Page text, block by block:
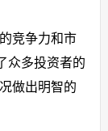
竞争力和市
众多投资者的
做出明智的